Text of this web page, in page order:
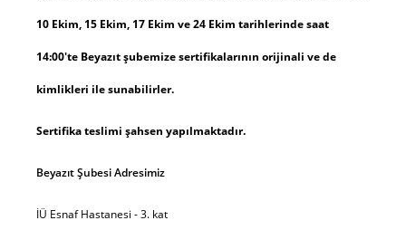
10 Ekim, 15 Ekim, 17 Ekim ve 24 Ekim tarihlerinde saat
14:00'te Beyazıt şubemize sertifikalarının orijinali ve de
kimlikleri ile sunabilirler.
Sertifika teslimi şahsen yapılmaktadır.
Beyazıt Şubesi Adresimiz
İÜ Esnaf Hastanesi - 3. kat